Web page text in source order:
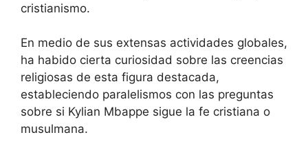
cristianismo.
En medio de sus extensas actividades globales,
ha habido cierta curiosidad sobre las creencias
religiosas de esta figura destacada,
estableciendo paralelismos con las preguntas
sobre si Kylian Mbappe sigue la fe cristiana o
musulmana.